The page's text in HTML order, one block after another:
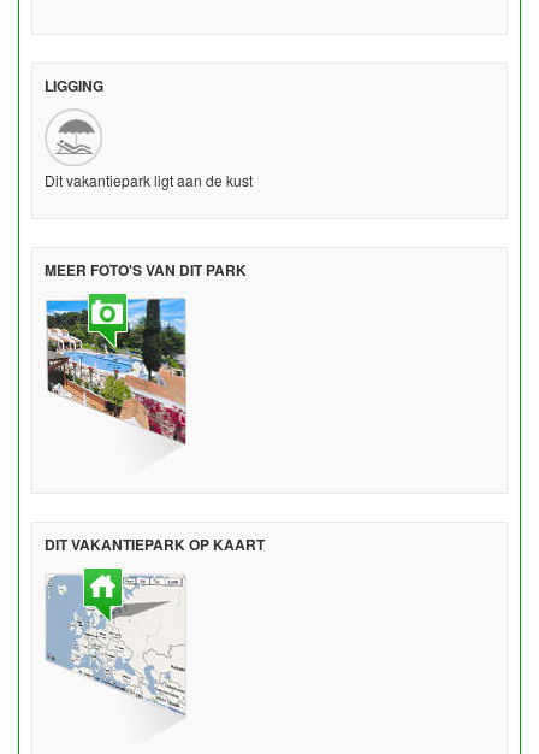
LIGGING
Dit vakantiepark ligt aan de kust
MEER FOTO'S VAN DIT PARK
DIT VAKANTIEPARK OP KAART